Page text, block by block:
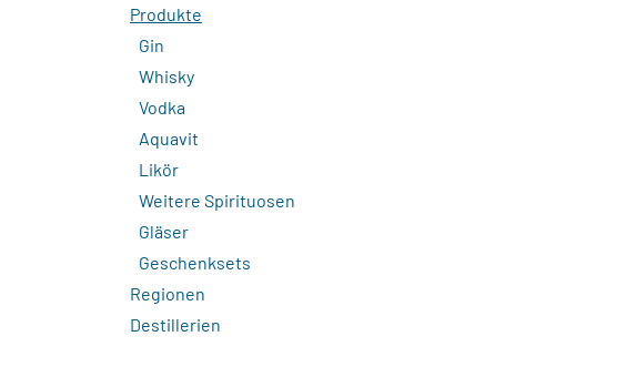
Produkte
Gin
Whisky
Vodka
Aquavit
Likör
Weitere Spirituosen
Gläser
Geschenksets
Regionen
Destillerien